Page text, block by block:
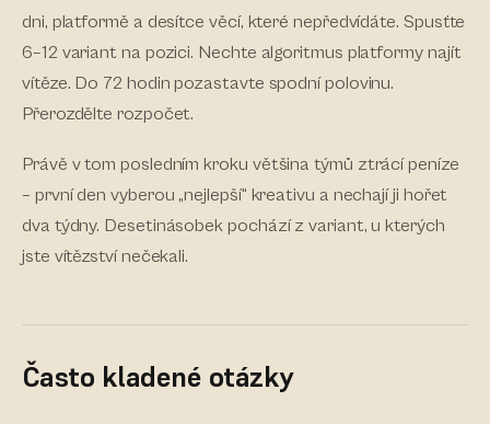
dni, platformě a desítce věcí, které nepředvídáte. Spusťte
6–12 variant na pozici. Nechte algoritmus platformy najít
vítěze. Do 72 hodin pozastavte spodní polovinu.
Přerozdělte rozpočet.
Právě v tom posledním kroku většina týmů ztrácí peníze
– první den vyberou „nejlepší“ kreativu a nechají ji hořet
dva týdny. Desetinásobek pochází z variant, u kterých
jste vítězství nečekali.
Často kladené otázky